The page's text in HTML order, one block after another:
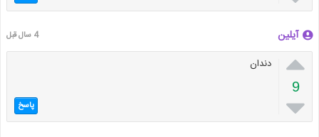
آیلین 4 سال قبل

9

دندان
پاسخ